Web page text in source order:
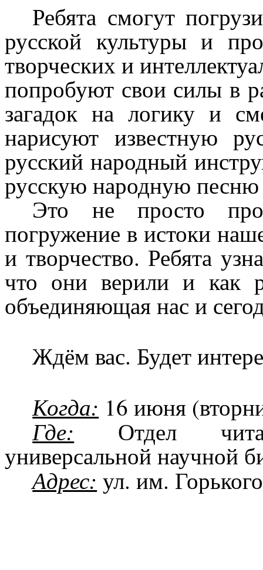
Ребята смогут
русской культуры и
творческих и
попробуют свои силы в
загадок на логику и
нарисуют известную
русский народный
русскую народную песню
Это не просто
погружение в истоки
и творчество. Ребята
что они верили и как
объединяющая нас и
Ждём вас. Будет
Когда: 16 июня
Где: Отдел
универсальной научной
Адрес: ул. им.